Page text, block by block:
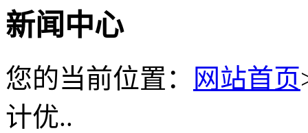
新闻中心
您的当前位置： 网站首页
计优..